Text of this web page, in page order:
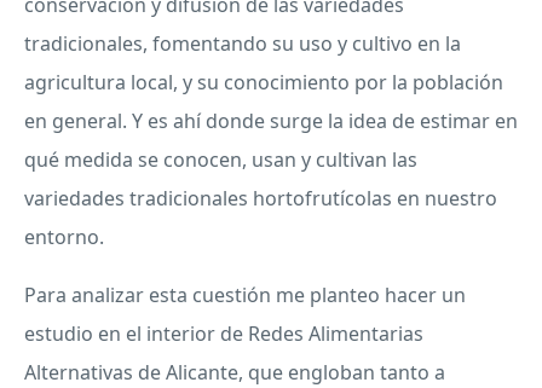
tradicionales, fomentando su uso y cultivo en la
agricultura local, y su conocimiento por la población
en general. Y es ahí donde surge la idea de estimar en
qué medida se conocen, usan y cultivan las
variedades tradicionales hortofrutícolas en nuestro
entorno.
Para analizar esta cuestión me planteo hacer un
estudio en el interior de Redes Alimentarias
Alternativas de Alicante, que engloban tanto a